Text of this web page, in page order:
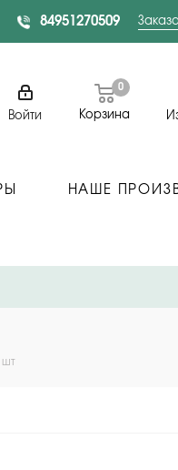
84951270509
Войти Корзина
0
НАШЕ
шт